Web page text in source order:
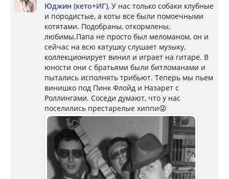
Юджин (кето+ИГ), У нас только собаки клубные
и породистые, а коты все были помоечными
котятами. Подобраны, откормлены,
любимы.Папа не просто был меломаном, он и
сейчас на всю катушку слушает музыку,
коллекционирует винил и играет на гитаре. В
юности они с братьями были битломанами и
пытались исполнять трибьют. Теперь мы пьем
винишко под Пинк Флойд и Назарет с
Роллингами. Соседи думают, что у нас
поселились престарелые хиппи😜